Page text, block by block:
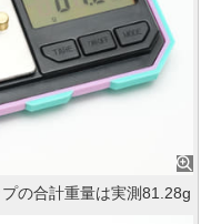
の合計重量は実測81.28g